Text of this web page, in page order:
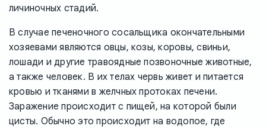
личиночных стадий.
В случае печеночного сосальщика окончательными
хозяевами являются овцы, козы, коровы, свиньи,
лошади и другие травоядные позвоночные животные,
а также человек. В их телах червь живет и питается
кровью и тканями в желчных протоках печени.
Заражение происходит с пищей, на которой были
цисты. Обычно это происходит на водопое, где